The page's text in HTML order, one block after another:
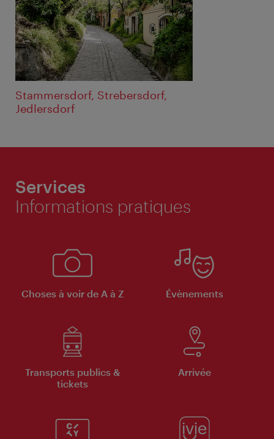
Stammersdorf, Strebersdorf,
Jedlersdorf
Services
Informations pratiques
Choses à voir de A à Z Évènements
Transports publics &
tickets
Arrivée